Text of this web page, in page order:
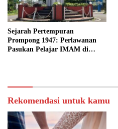
Sejarah Pertempuran
Prompong 1947: Perlawanan
Pasukan Pelajar IMAM di
Rekomendasi untuk kamu